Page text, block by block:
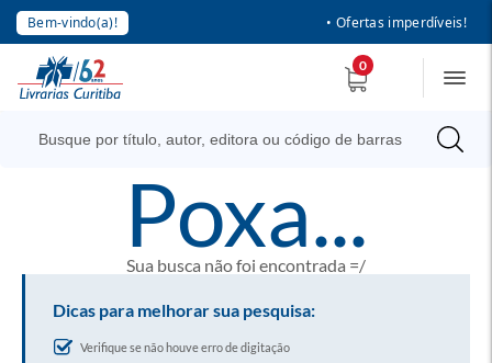
Bem-vindo(a)! • Ofertas imperdíveis!
0
poxa...
Sua busca não foi encontrada =/
Dicas para melhorar sua pesquisa:
Verifique se não houve erro de digitação